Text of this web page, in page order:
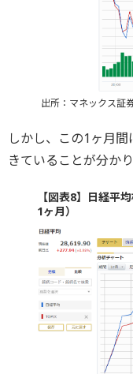
出所：マネックス証
しかし、この1ヶ月
きていることが分かり
【図表8】日経平
1ヶ月）